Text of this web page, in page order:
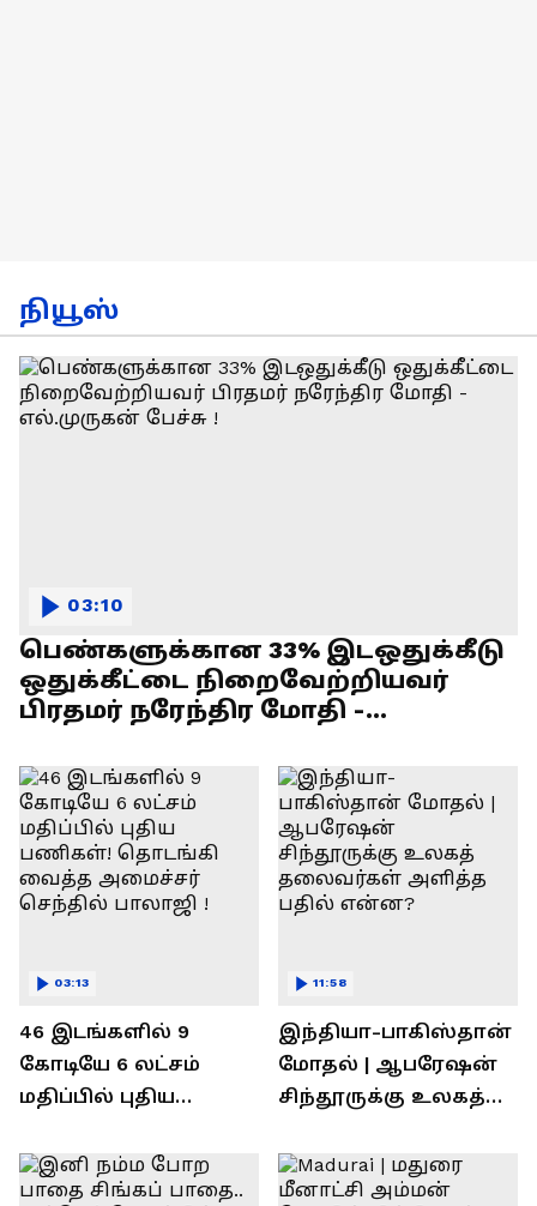
நியூஸ்
பெண்களுக்கான 33% இடஒதுக்கீடு
ஒதுக்கீட்டை நிறைவேற்றியவர்
பிரதமர் நரேந்திர மோதி -
03:10
46 இடங்களில் 9
கோடியே 6 லட்சம்
மதிப்பில் புதிய
வைத்த அமைச்சர்
செந்தில் பாலாஜி !
03:13
இந்தியா-பாகிஸ்தான்
மோதல் | ஆபரேஷன்
சிந்தூருக்கு உலகத்
பதில் என்ன?
11:58